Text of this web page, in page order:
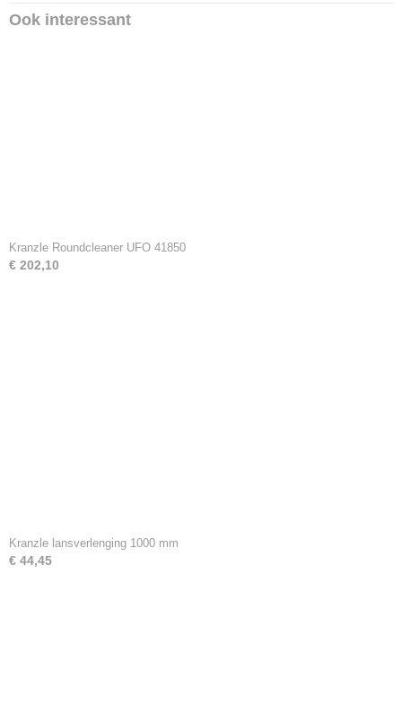
Ook interessant
Kranzle Roundcleaner UFO 41850
€ 202,10
Kranzle lansverlenging 1000 mm
€ 44,45